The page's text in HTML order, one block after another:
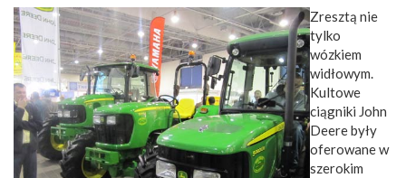
Zresztą nie
tylko
wózkiem
widłowym.
Kultowe
ciągniki John
Deere były
oferowane w
szerokim